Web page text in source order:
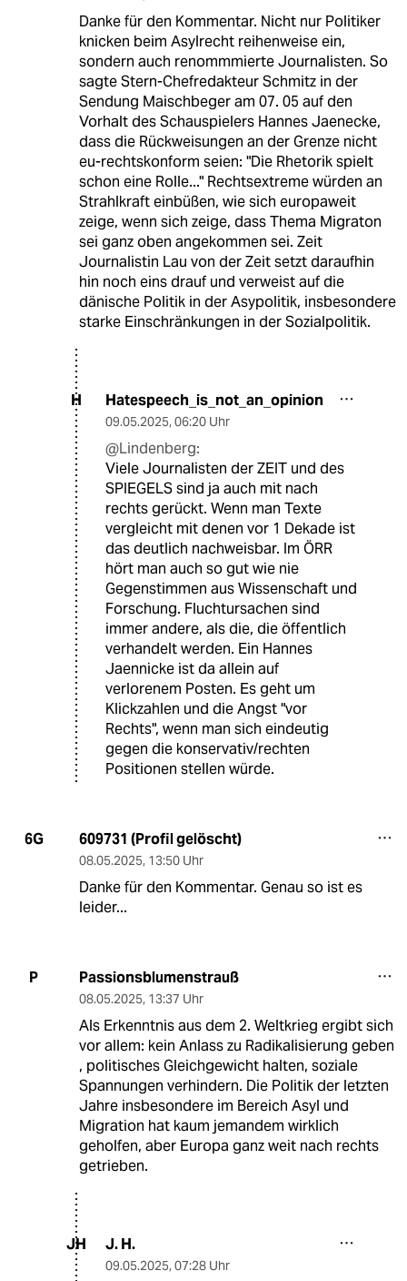
Danke für den Kommentar. Nicht nur Politiker
knicken beim Asylrecht reihenweise ein,
sondern auch renommmierte Journalisten. So
sagte Stern-Chefredakteur Schmitz in der
Sendung Maischbeger am 07. 05 auf den
Vorhalt des Schauspielers Hannes Jaenecke,
dass die Rückweisungen an der Grenze nicht
eu-rechtskonform seien: "Die Rhetorik spielt
schon eine Rolle..." Rechtsextreme würden an
Strahlkraft einbüßen, wie sich europaweit
zeige, wenn sich zeige, dass Thema Migraton
sei ganz oben angekommen sei. Zeit
Journalistin Lau von der Zeit setzt daraufhin
hin noch eins drauf und verweist auf die
dänische Politik in der Asypolitik, insbesondere
starke Einschränkungen in der Sozialpolitik.
H Hatespeech_is_not_an_opinion
09.05.2025, 06:20 Uhr
@Lindenberg:
Viele Journalisten der ZEIT und des
SPIEGELS sind ja auch mit nach
rechts gerückt. Wenn man Texte
vergleicht mit denen vor 1 Dekade ist
das deutlich nachweisbar. Im ÖRR
hört man auch so gut wie nie
Gegenstimmen aus Wissenschaft und
Forschung. Fluchtursachen sind
immer andere, als die, die öffentlich
verhandelt werden. Ein Hannes
Jaennicke ist da allein auf
verlorenem Posten. Es geht um
Klickzahlen und die Angst "vor
Rechts", wenn man sich eindeutig
gegen die konservativ/rechten
Positionen stellen würde.
6G 609731 (Profil gelöscht)
08.05.2025, 13:50 Uhr
Danke für den Kommentar. Genau so ist es
leider...
P Passionsblumenstrauß
08.05.2025, 13:37 Uhr
Als Erkenntnis aus dem 2. Weltkrieg ergibt sich
vor allem: kein Anlass zu Radikalisierung geben
, politisches Gleichgewicht halten, soziale
Spannungen verhindern. Die Politik der letzten
Jahre insbesondere im Bereich Asyl und
Migration hat kaum jemandem wirklich
geholfen, aber Europa ganz weit nach rechts
getrieben.
JH J. H.
09.05.2025, 07:28 Uhr